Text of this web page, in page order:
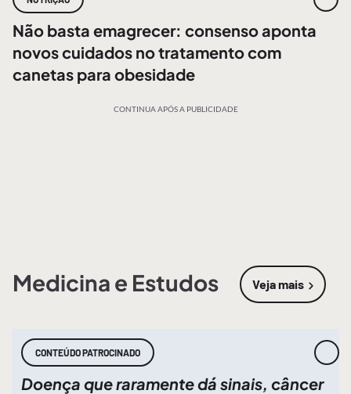
Não basta emagrecer: consenso aponta
novos cuidados no tratamento com
canetas para obesidade
CONTINUA APÓS A PUBLICIDADE
Medicina e Estudos Veja mais
sobre
CONTEÚDO PATROCINADO
Doença que raramente dá sinais, câncer